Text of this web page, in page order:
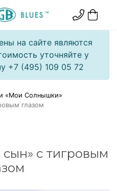
на сайте являются
уточняйте у
+7 (495) 109 05 72
«Мои Солнышки»
глазом
с тигровым